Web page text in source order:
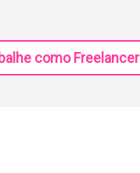
como Freelancer